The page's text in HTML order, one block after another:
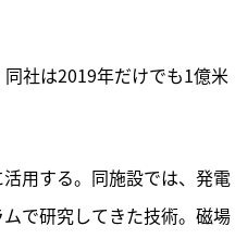
社は2019年だけでも1億米
用する。同施設では、発電
で研究してきた技術。磁場